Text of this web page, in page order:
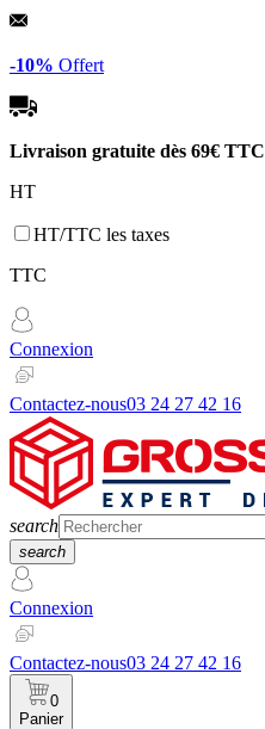
Panneau de gestion des cookies
-10% Offert
Livraison gratuite dès 69€ TTC
HT
HT/TTC les taxes
TTC
Connexion
Contactez-nous03 24 27 42 16
search
search
Connexion
Contactez-nous03 24 27 42 16
0
Panier